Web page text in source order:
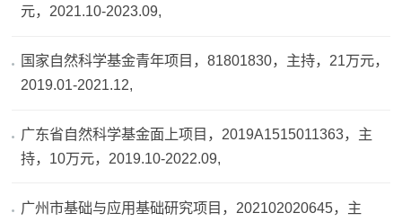
元，2021.10-2023.09,
国家自然科学基金青年项目，81801830，主持，21万元，
2019.01-2021.12,
广东省自然科学基金面上项目，2019A1515011363，主
持，10万元，2019.10-2022.09,
广州市基础与应用基础研究项目，202102020645，主